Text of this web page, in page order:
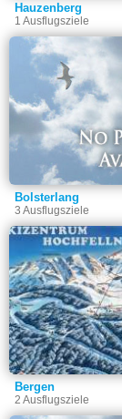
Hauzenberg
1 Ausflugsziele
Bolsterlang
3 Ausflugsziele
Bergen
2 Ausflugsziele